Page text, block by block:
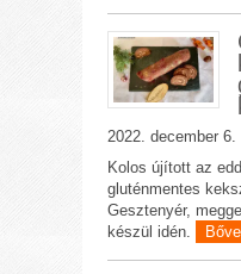
2022. december 6.
Kolos újított az
gluténmentes
Gesztenyér,
készül idén.